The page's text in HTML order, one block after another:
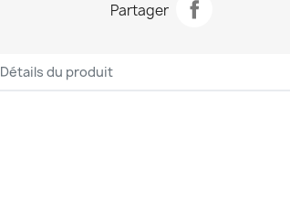
Partager
Détails du produit